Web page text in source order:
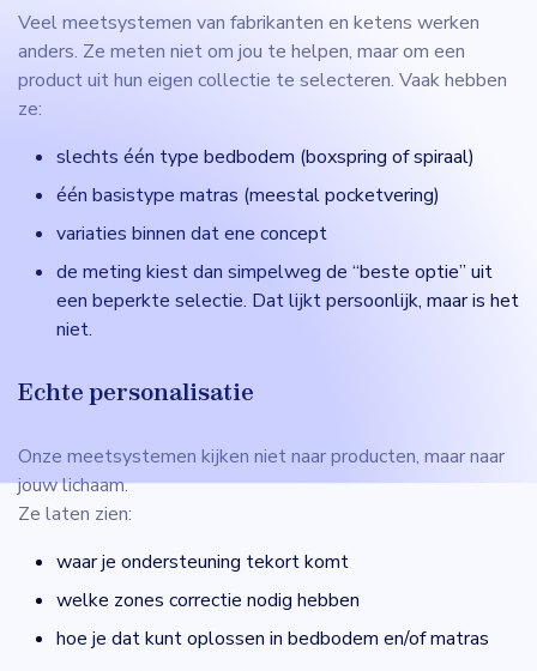
Veel meetsystemen van fabrikanten en ketens werken
anders. Ze meten niet om jou te helpen, maar om een
product uit hun eigen collectie te selecteren. Vaak hebben
ze:
slechts één type bedbodem (boxspring of spiraal)
één basistype matras (meestal pocketvering)
variaties binnen dat ene concept
de meting kiest dan simpelweg de “beste optie” uit
een beperkte selectie. Dat lijkt persoonlijk, maar is het
niet.
Echte personalisatie
Onze meetsystemen kijken niet naar producten, maar naar
jouw lichaam.
Ze laten zien:
waar je ondersteuning tekort komt
welke zones correctie nodig hebben
hoe je dat kunt oplossen in bedbodem en/of matras